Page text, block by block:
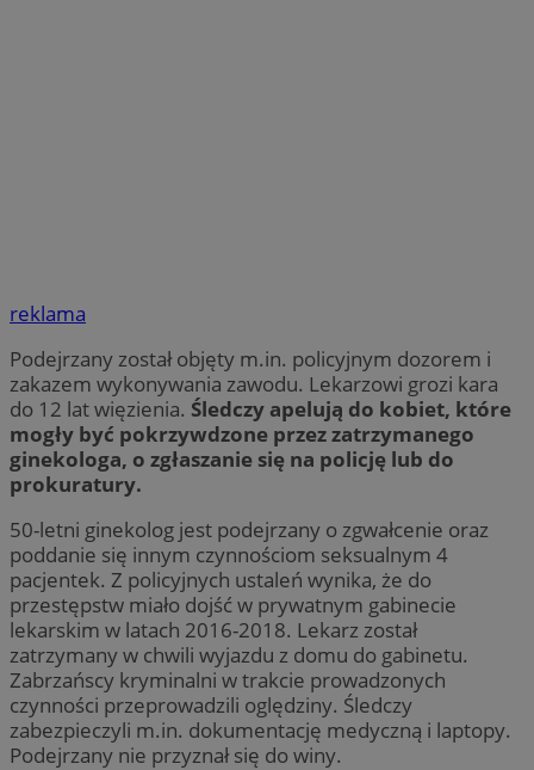
reklama
Podejrzany został objęty m.in. policyjnym dozorem i
zakazem wykonywania zawodu. Lekarzowi grozi kara
do 12 lat więzienia. Śledczy apelują do kobiet, które
mogły być pokrzywdzone przez zatrzymanego
ginekologa, o zgłaszanie się na policję lub do
prokuratury.
50-letni ginekolog jest podejrzany o zgwałcenie oraz
poddanie się innym czynnościom seksualnym 4
pacjentek. Z policyjnych ustaleń wynika, że do
przestępstw miało dojść w prywatnym gabinecie
lekarskim w latach 2016-2018. Lekarz został
zatrzymany w chwili wyjazdu z domu do gabinetu.
Zabrzańscy kryminalni w trakcie prowadzonych
czynności przeprowadzili oględziny. Śledczy
zabezpieczyli m.in. dokumentację medyczną i laptopy.
Podejrzany nie przyznał się do winy.